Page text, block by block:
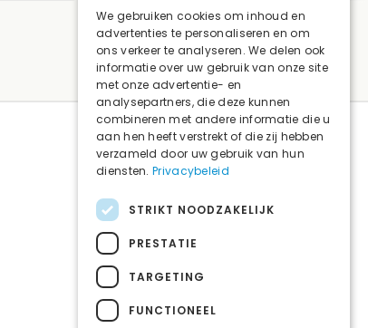
CONTACT
management@dentirshopping.be
03 260 85 85
We gebruiken cookies om inhoud en
advertenties te personaliseren en om
ons verkeer te analyseren. We delen ook
informatie over uw gebruik van onze site
met onze advertentie- en
analysepartners, die deze kunnen
combineren met andere informatie die u
aan hen heeft verstrekt of die zij hebben
verzameld door uw gebruik van hun
diensten. Privacybeleid
STRIKT NOODZAKELIJK
PRESTATIE
TARGETING
FUNCTIONEEL